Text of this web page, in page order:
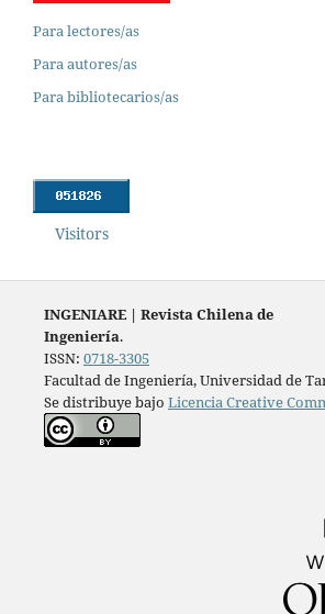
Para lectores/as
Para autores/as
Para bibliotecarios/as
Visitors
INGENIARE | Revista Chilena de
Ingeniería.
ISSN: 0718-3305
Facultad de Ingeniería, Universidad de
Se distribuye bajo Licencia Creative